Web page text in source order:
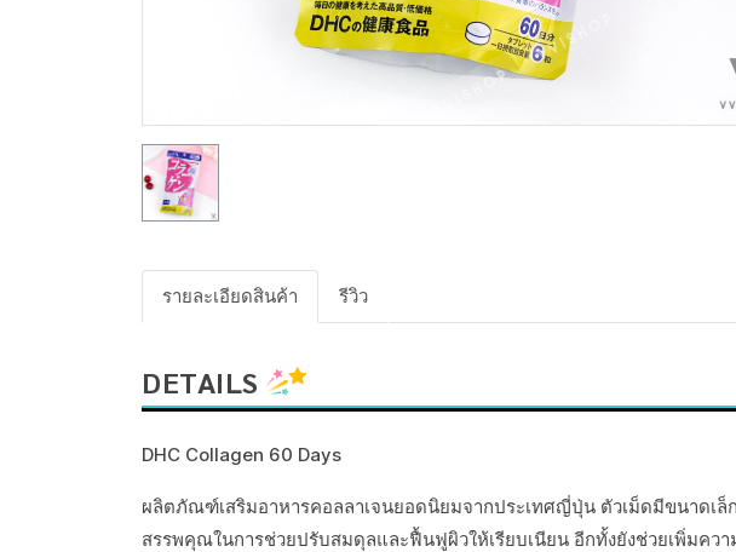
รายละเอียดสินค้า รีวิว
DETAILS
DHC Collagen 60 Days
ผลิตภัณฑ์เสริมอาหารคอลลาเจนยอดนิยมจากประเทศญี่ปุ่น ตัวเม็ดมีขนาดเ
สรรพคุณในการช่วยปรับสมดุลและฟื้นฟูผิวให้เรียบเนียน อีกทั้งยังช่วยเพิ่มคว